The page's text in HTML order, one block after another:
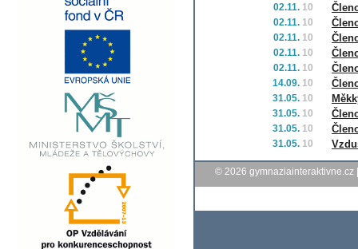
02.11. 10
02.11. 10
02.11. 10
02.11. 10
02.11. 10
14.09. 10
31.05. 10
31.05. 10
31.05. 10
31.05. 10
© 2026 gymnaziainteraktivne.cz